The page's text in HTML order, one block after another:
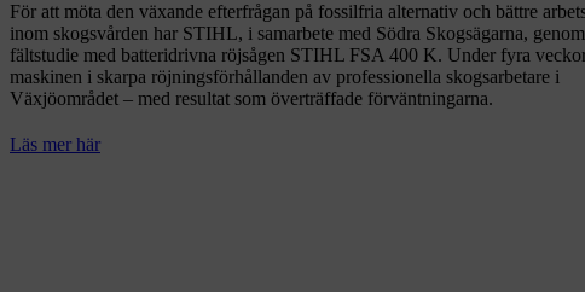
För att möta den växande efterfrågan på fossilfria alternativ och bättre
inom skogsvården har STIHL, i samarbete med Södra Skogsägarna,
fältstudie med batteridrivna röjsågen STIHL FSA 400 K. Under fyra
maskinen i skarpa röjningsförhållanden av professionella skogsarbetare i
Växjöområdet – med resultat som överträffade förväntningarna.
Läs mer här